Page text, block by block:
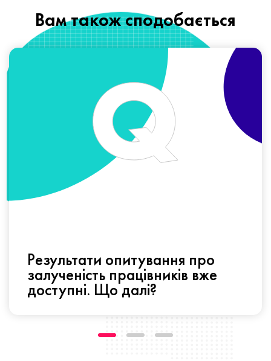
Вам також сподобається
Результати опитування про
залученість працівників вже
доступні. Що далі?